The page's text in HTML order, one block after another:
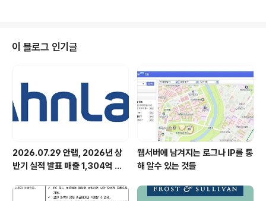
어워드’를 획득하려면 전세계적으로 발견된 In-The-Wil
d 악성코드를 모두 진단하고 정상 파일을 악성코드로 진단
니다. V3 제품군은 2003년부터 지속적으로 ‘VB 100%
어워드’를 획득해 세계적 대응력을..
이 블로그 인기글
2026.07.29 안랩, 2026년 상
반기 실적 발표 매출 1,304억 원,
웹서버에 남겨지는 로그나 IP를 통
해 알수 있는 것들